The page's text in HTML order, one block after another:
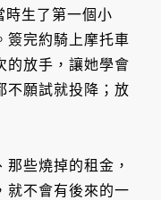
時生了第一個小
簽完約騎上摩托車
的放手，讓她學會
不願試就投降；放
些燒掉的租金，
就不會有後來的一